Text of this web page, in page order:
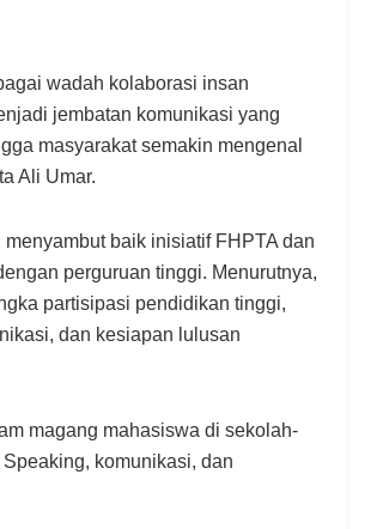
wadah kolaborasi insan
jembatan komunikasi yang
masyarakat semakin mengenal
Ali Umar.
baik inisiatif FHPTA dan
perguruan tinggi. Menurutnya,
partisipasi pendidikan tinggi,
dan kesiapan lulusan
magang mahasiswa di sekolah-
komunikasi, dan